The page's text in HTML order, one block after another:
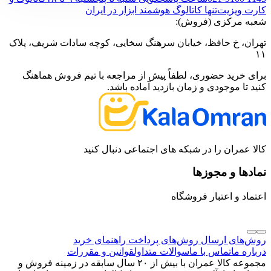
کارت ویزیتتنها کاتالوگ هوشمند ابزار در ایران
شعبه مرکزی (فروش):
تهران، خ حافظ، خیابان سرهنگ سخایی، کوچه سادات شریف، پلاک
۱۱
برای خرید حضوری، لطفاً پیش از مراجعه با تیم فروش هماهنگ
کنید تا موجودی و زمان بازدید آماده باشد.
کالا عمران را در شبکه های اجتماعی دنبال کنید
نمادها و مجوزها
اعتماد و اعتبار فروشگاه
روش‌های ارسال روش‌های پرداخت راهنمای خرید
درباره ماتماس با ماسوالات متداولقوانین و مقررات
مجموعه کالا عمران با بیش از ۲۰ سال سابقه در زمینه فروش و